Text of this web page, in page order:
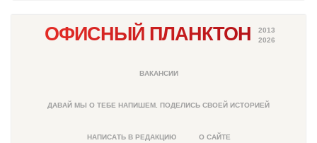
ОФИСНЫЙ ПЛАНКТОН
2013
2026
ВАКАНСИИ
ДАВАЙ МЫ О ТЕБЕ НАПИШЕМ. ПОДЕЛИСЬ СВОЕЙ ИСТОРИЕЙ
НАПИСАТЬ В РЕДАКЦИЮ О САЙТЕ